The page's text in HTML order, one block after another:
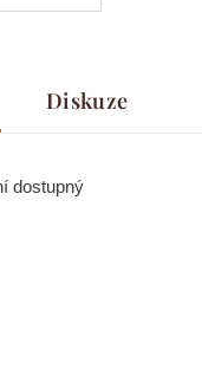
Diskuze
dostupný